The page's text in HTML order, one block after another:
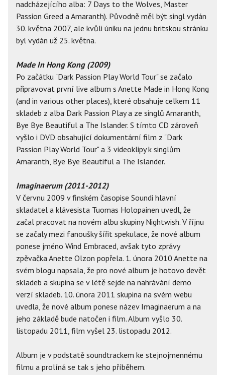
nadcházejícího alba: 7 Days to the Wolves, Master
Passion Greed a Amaranth). Původně měl být singl vydán
30. května 2007, ale kvůli úniku na jednu britskou stránku
byl vydán už 25. května.
Made In Hong Kong (2009)
Po začátku "Dark Passion Play World Tour" se začalo
připravovat první live album s Anette Made in Hong Kong
(and in various other places), které obsahuje celkem 11
skladeb z alba Dark Passion Play a ze singlů Amaranth,
Bye Bye Beautiful a The Islander. S tímto CD zároveň
vyšlo i DVD obsahující dokumentární film z "Dark
Passion Play World Tour" a 3 videoklipy k singlům
Amaranth, Bye Bye Beautiful a The Islander.
Imaginaerum (2011-2012)
V červnu 2009 v finském časopise Soundi hlavní
skladatel a klávesista Tuomas Holopainen uvedl, že
začal pracovat na novém albu skupiny Nightwish. V říjnu
se začaly mezi fanoušky šířit spekulace, že nové album
ponese jméno Wind Embraced, avšak tyto zprávy
zpěvačka Anette Olzon popřela. 1. února 2010 Anette na
svém blogu napsala, že pro nové album je hotovo devět
skladeb a skupina se v létě sejde na nahrávání demo
verzí skladeb. 10. února 2011 skupina na svém webu
uvedla, že nové album ponese název Imaginaerum a na
jeho základě bude natočen i film. Album vyšlo 30.
listopadu 2011, film vyšel 23. listopadu 2012.
Album je v podstatě soundtrackem ke stejnojmennému
filmu a prolíná se tak s jeho příběhem.